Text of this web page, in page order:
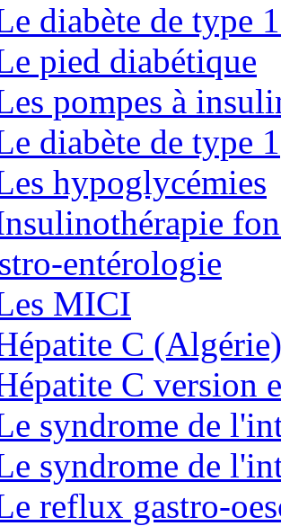
diabète de type
pied diabétique
pompes à
diabète de type 1
hypoglycémies
entérologie
MICI
C (Algérie)
C version
syndrome de
syndrome de
reflux gastro-